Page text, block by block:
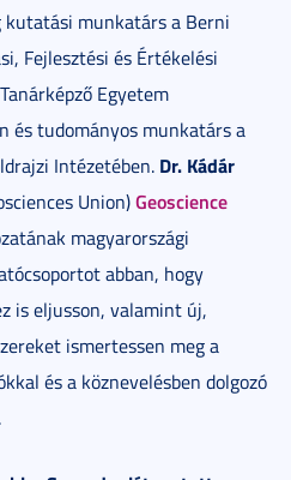
kutatási munkatárs a Berni
Fejlesztési és Értékelési
Egyetem
és tudományos munkatárs a
Intézetében. Dr. Kádár
Union)Geoscience
magyarországi
abban, hogy
is eljusson, valamint új,
ismertessen meg a
és a köznevelésben dolgozó